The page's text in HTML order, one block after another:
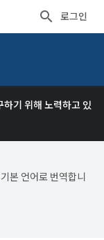
로그인
기 위해 노력하고 있
본 언어로 번역합니